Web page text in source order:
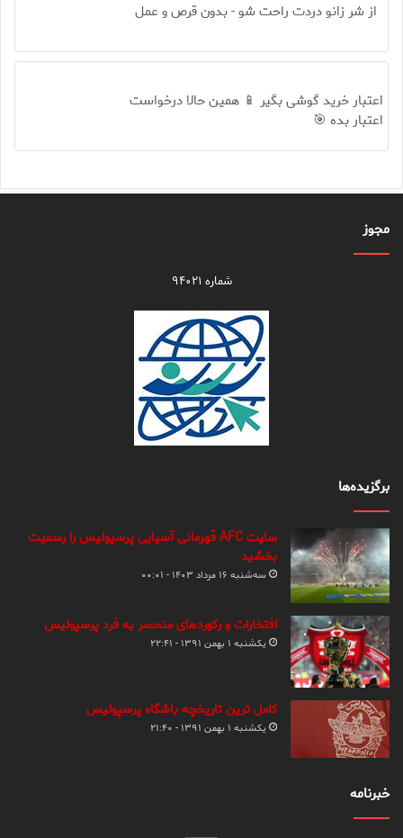
از شر زانو دردت راحت شو - بدون قرص و عمل
اعتبار خرید گوشی بگیر 📱 همین حالا درخواست
اعتبار بده 🎯
مجوز
شماره ۹۴۰۲۱
برگزیده‌ها
سایت AFC قهرمانی آسیایی پرسپولیس را رسمیت
بخشید
سه‌شنبه ۱۶ مرداد ۱۴۰۳ - ۰۰:۰۱
افتخارات و رکوردهای منحصر به فرد پرسپولیس
یکشنبه ۱ بهمن ۱۳۹۱ - ۲۲:۴۱
کامل ترین تاریخچه باشگاه پرسپولیس
یکشنبه ۱ بهمن ۱۳۹۱ - ۲۱:۴۰
خبرنامه